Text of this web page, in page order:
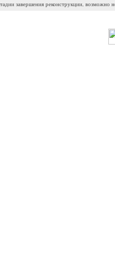
завершения реконструкции, возможно